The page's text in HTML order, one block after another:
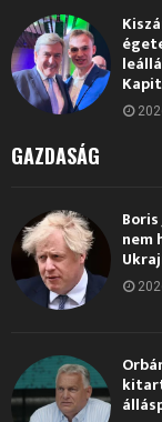
GAZDASÁG
nem